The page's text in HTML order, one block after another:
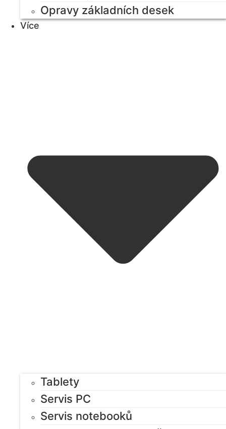
Opravy základních desek
Více
Tablety
Servis PC
Servis notebooků